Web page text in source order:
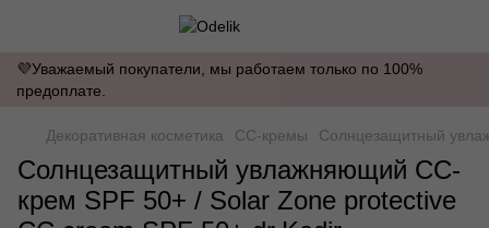
💜Уважаемый покупатели, мы работаем только по 100%
предоплате.
Декоративная косметика CC-кремы Солнцезащитный
Солнцезащитный увлажняющий СС-
крем SPF 50+ / Solar Zone protective